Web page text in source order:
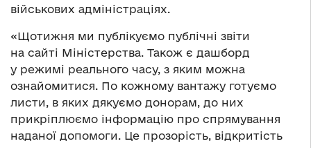
військових адміністраціях.
«Щотижня ми публікуємо публічні звіти
на сайті Міністерства. Також є дашборд
у режимі реального часу, з яким можна
ознайомитися. По кожному вантажу готуємо
листи, в яких дякуємо донорам, до них
прикріплюємо інформацію про спрямування
наданої допомоги. Це прозорість, відкритість